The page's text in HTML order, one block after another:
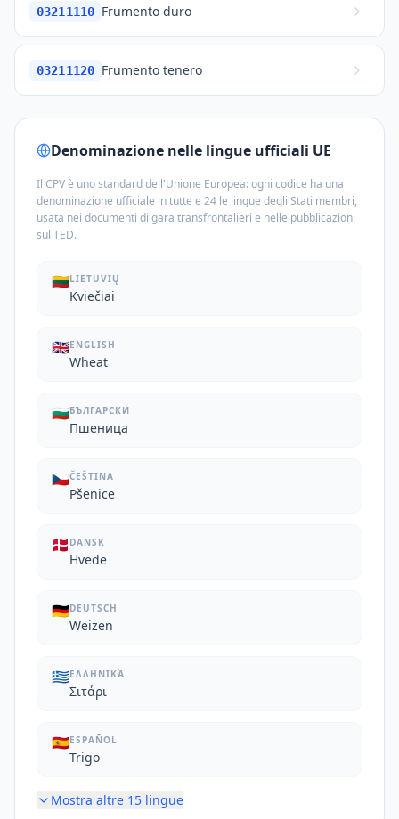
03211110 Frumento duro
03211120 Frumento tenero
Denominazione nelle lingue ufficiali UE
Il CPV è uno standard dell'Unione Europea: ogni codice ha una
denominazione ufficiale in tutte e 24 le lingue degli Stati membri,
usata nei documenti di gara transfrontalieri e nelle pubblicazioni
sul TED.
🇱🇹LIETUVIŲ
Kviečiai
🇬🇧ENGLISH
Wheat
🇧🇬БЪЛГАРСКИ
Пшеница
🇨🇿ČEŠTINA
Pšenice
🇩🇰 DANSK
Hvede
🇩🇪DEUTSCH
Weizen
🇬🇷ΕΛΛΗΝΙΚΆ
Σιτάρι
🇪🇸ESPAÑOL
Trigo
Mostra altre 15 lingue